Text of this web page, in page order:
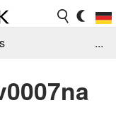
Jobs
...